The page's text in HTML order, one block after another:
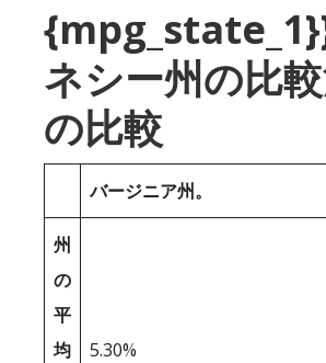
ネシー州の比
の比較
バージニア州。
州
の
平
均
5.30%